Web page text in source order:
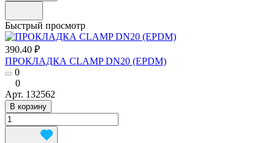
Быстрый просмотр
390.40 ₽
ПРОКЛАДКА CLAMP DN20 (EPDM)
0
0
Арт. 132562
В корзину